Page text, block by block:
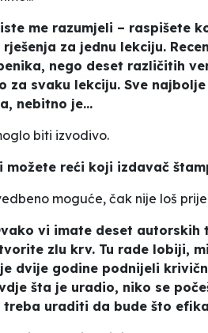
me razumjeli – raspišete
za jednu lekciju.
nego deset različitih
za svaku lekciju. Sve
nebitno je...
biti izvodivo.
možete reći koji izdavač
moguće, čak nije loš
vi imate deset
zlu krv. Tu rade lobiji,
dvije godine podnijeli
šta je uradio, niko se
uraditi da bude što